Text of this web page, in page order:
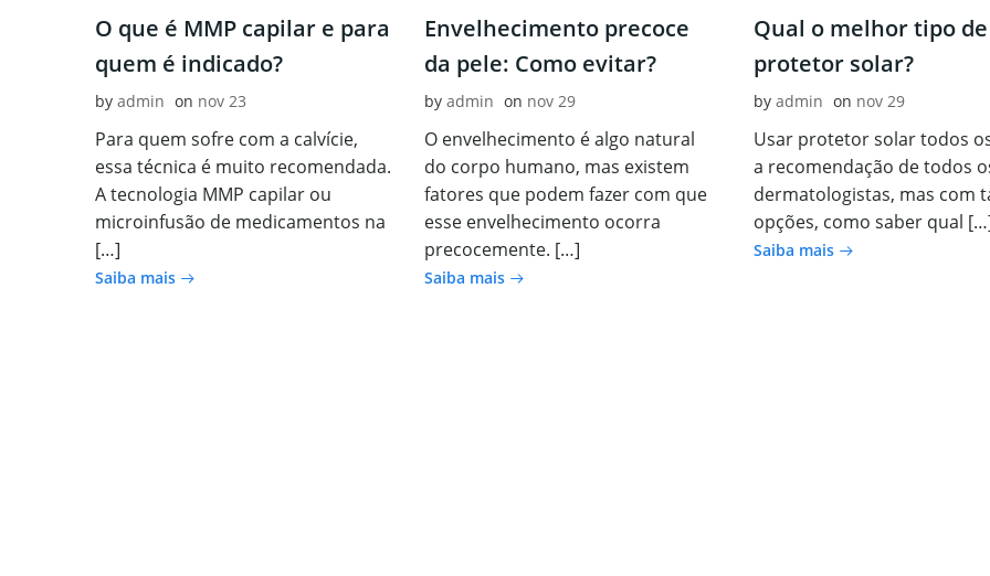
O que é MMP capilar e para
quem é indicado?
by admin on nov 23
Para quem sofre com a calvície,
essa técnica é muito recomendada.
A tecnologia MMP capilar ou
microinfusão de medicamentos na
[…]
Saiba mais
Envelhecimento precoce
da pele: Como evitar?
by admin on nov 29
O envelhecimento é algo natural
do corpo humano, mas existem
fatores que podem fazer com que
esse envelhecimento ocorra
precocemente. […]
Saiba mais
Qual o melhor tipo de
protetor solar?
by admin on nov 29
Usar protetor solar todos
a recomendação de todos
dermatologistas, mas com
opções, como saber qual
Saiba mais